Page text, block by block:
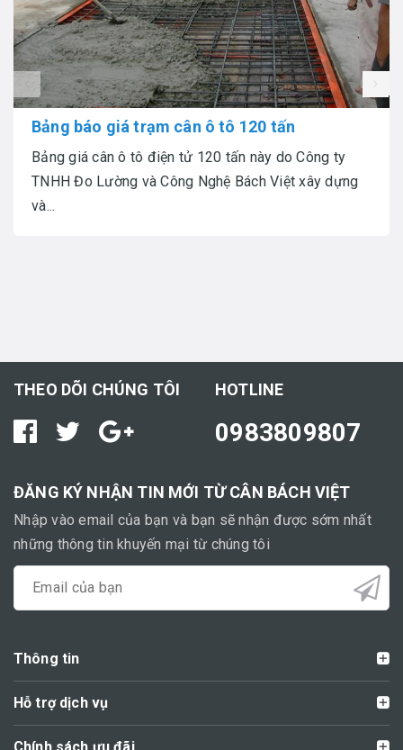
Bảng báo giá trạm cân ô tô 120 tấn
Bảng giá cân ô tô điện tử 120 tấn này do Công ty
TNHH Đo Lường và Công Nghệ Bách Việt xây dựng
và...
prev
THEO DÕI CHÚNG TÔI HOTLINE
0983809807
ĐĂNG KÝ NHẬN TIN MỚI TỪ CÂN BÁCH VIỆT
Nhập vào email của bạn và bạn sẽ nhận được sớm nhất
những thông tin khuyến mại từ chúng tôi
Thông tin
Hỗ trợ dịch vụ